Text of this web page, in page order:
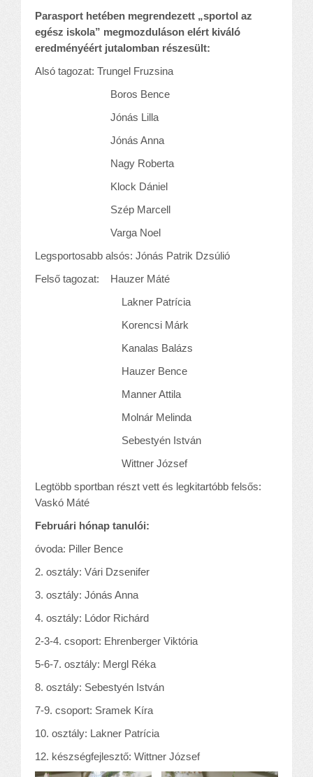
Parasport hetében megrendezett „sportol az
egész iskola” megmozduláson elért kiváló
eredményéért jutalomban részesült:
Alsó tagozat: Trungel Fruzsina
Boros Bence
Jónás Lilla
Jónás Anna
Nagy Roberta
Klock Dániel
Szép Marcell
Varga Noel
Legsportosabb alsós: Jónás Patrik Dzsúlió
Felső tagozat: Hauzer Máté
Lakner Patrícia
Korencsi Márk
Kanalas Balázs
Hauzer Bence
Manner Attila
Molnár Melinda
Sebestyén István
Wittner József
Legtöbb sportban részt vett és legkitartóbb felsős:
Vaskó Máté
Februári hónap tanulói:
óvoda: Piller Bence
2. osztály: Vári Dzsenifer
3. osztály: Jónás Anna
4. osztály: Lódor Richárd
2-3-4. csoport: Ehrenberger Viktória
5-6-7. osztály: Mergl Réka
8. osztály: Sebestyén István
7-9. csoport: Sramek Kíra
10. osztály: Lakner Patrícia
12. készségfejlesztő: Wittner József